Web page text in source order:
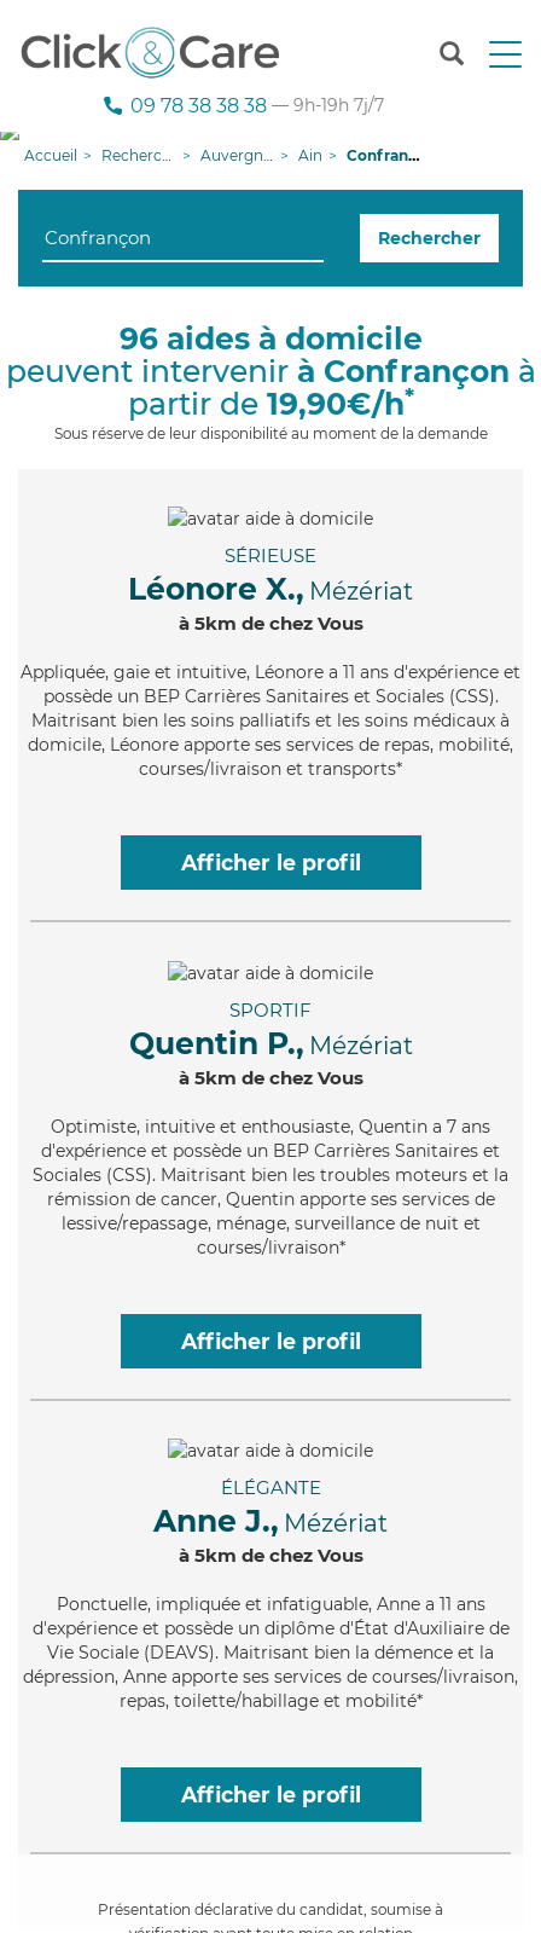
T
n
g
i
09 78 38 38 38 — 9h-19h 7j/7
Accueil Recherche aide à domicile Auvergne-Rhône-Alpes Ain Confrançon
Rechercher
96 aides à domicile
peuvent intervenir à Confrançon à
partir de 19,90€/h*
Sous réserve de leur disponibilité au moment de la demande
SÉRIEUSE
Léonore X., Mézériat
à 5km de chez Vous
Appliquée, gaie et intuitive, Léonore a 11 ans d'expérience et
possède un BEP Carrières Sanitaires et Sociales (CSS).
Maitrisant bien les soins palliatifs et les soins médicaux à
domicile, Léonore apporte ses services de repas, mobilité,
courses/livraison et transports*
Afficher le profil
SPORTIF
Quentin P., Mézériat
à 5km de chez Vous
Optimiste, intuitive et enthousiaste, Quentin a 7 ans
d'expérience et possède un BEP Carrières Sanitaires et
Sociales (CSS). Maitrisant bien les troubles moteurs et la
rémission de cancer, Quentin apporte ses services de
lessive/repassage, ménage, surveillance de nuit et
courses/livraison*
Afficher le profil
ÉLÉGANTE
Anne J., Mézériat
à 5km de chez Vous
Ponctuelle, impliquée et infatiguable, Anne a 11 ans
d'expérience et possède un diplôme d'État d'Auxiliaire de
Vie Sociale (DEAVS). Maitrisant bien la démence et la
dépression, Anne apporte ses services de courses/livraison,
repas, toilette/habillage et mobilité*
Afficher le profil
Présentation déclarative du candidat, soumise à